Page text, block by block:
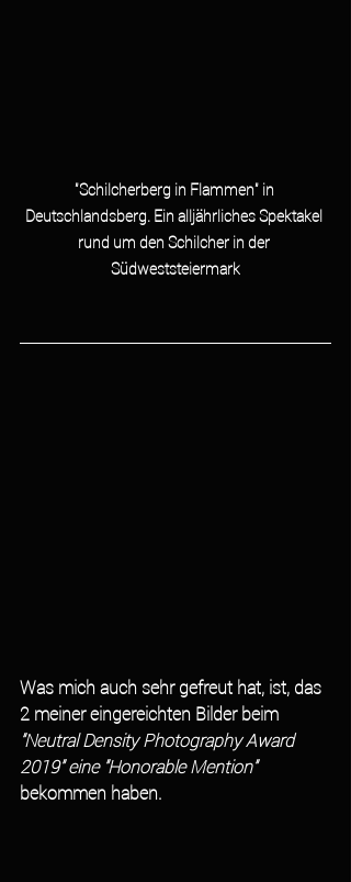
"Schilcherberg in Flammen" in
Deutschlandsberg. Ein alljährliches Spektakel
rund um den Schilcher in der
Südweststeiermark
Was mich auch sehr gefreut hat, ist, das
2 meiner eingereichten Bilder beim
"Neutral Density Photography Award
2019" eine "Honorable Mention"
bekommen haben.